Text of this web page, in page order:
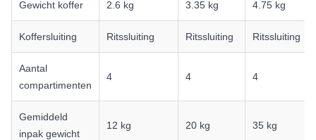
Gewicht koffer 2.6 kg 3.35 kg 4.75 kg
Koffersluiting Ritssluiting Ritssluiting Ritssluiting
Aantal
compartimenten
4 4 4
Gemiddeld
inpak gewicht
12 kg 20 kg 35 kg